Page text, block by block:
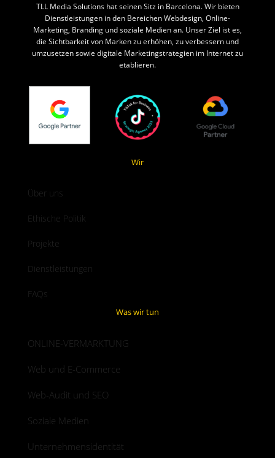
TLL Media Solutions hat seinen Sitz in Barcelona. Wir bieten
Dienstleistungen in den Bereichen Webdesign, Online-
Marketing, Branding und soziale Medien an. Unser Ziel ist es,
die Sichtbarkeit von Marken zu erhöhen, zu verbessern und
umzusetzen sowie digitale Marketingstrategien im Internet zu
etablieren.
Wir
Über uns
Ethische Politik
Projekte
Dienstleistungen
FAQs
Was wir tun
ONLINE-VERMARKTUNG
Web und E-Commerce
Web-Audit und SEO
Soziale Medien
Unternehmensidentität